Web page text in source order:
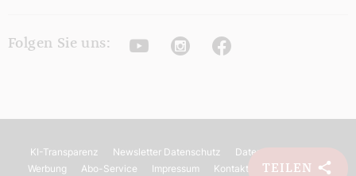
TEILEN
Folgen Sie uns: YoutubeInstagramFacebook
KI-Transparenz Newsletter Datenschutz Datenschutz
Werbung
Abo-Service Impressum Kontakt Barrierefreiheit